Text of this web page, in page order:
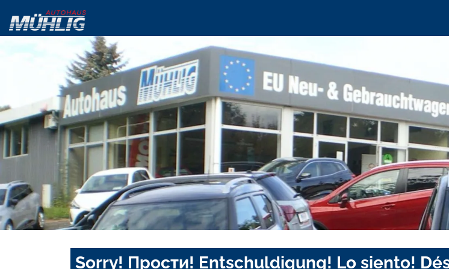
Sorry! Прости! Entschuldigung! Lo siento!